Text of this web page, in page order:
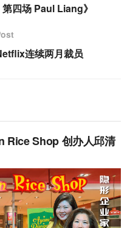
四场 Paul Liang》
连续两月裁员
Rice Shop 创办人邱清